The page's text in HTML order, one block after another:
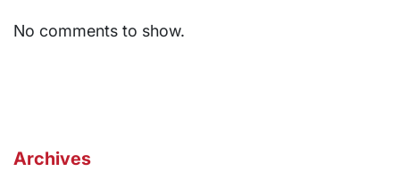
No comments to show.
Archives